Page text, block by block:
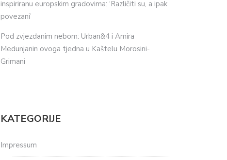
inspiriranu europskim gradovima: ‘Različiti su, a ipak
povezani’
Pod zvjezdanim nebom: Urban&4 i Amira
Medunjanin ovoga tjedna u Kaštelu Morosini-
Grimani
KATEGORIJE
Impressum